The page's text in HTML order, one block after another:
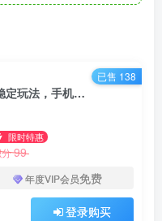
蛋仔派对4.0：日入400+的超冷门稳定玩法，手机操作轻松入门，保姆级实战教程
限时特惠
99
年度VIP会员免费
登录购买
已售 138